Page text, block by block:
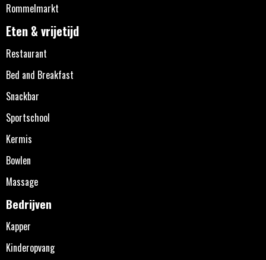
Rommelmarkt
Eten & vrijetijd
Restaurant
Bed and Breakfast
Snackbar
Sportschool
Kermis
Bowlen
Massage
Bedrijven
Kapper
Kinderopvang